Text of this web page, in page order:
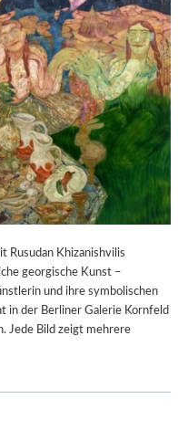
Rusudan Khizanishvilis
georgische Kunst –
und ihre symbolischen
in der Berliner Galerie Kornfeld
Jede Bild zeigt mehrere